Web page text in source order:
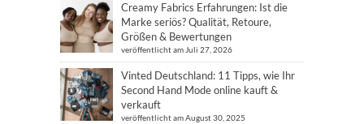
Creamy Fabrics Erfahrungen: Ist die
Marke seriös? Qualität, Retoure,
Größen & Bewertungen
veröffentlicht am Juli 27, 2026
Vinted Deutschland: 11 Tipps, wie Ihr
Second Hand Mode online kauft &
verkauft
veröffentlicht am August 30, 2025